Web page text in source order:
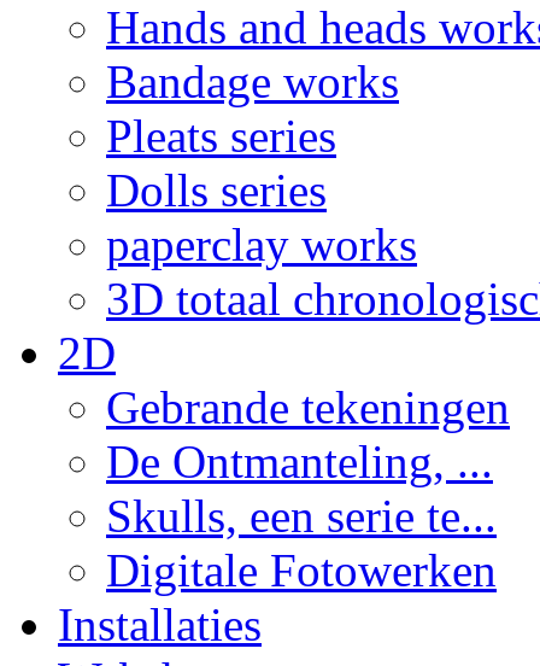
Hands and heads
Bandage works
Pleats series
Dolls series
paperclay works
3D totaal
2D
Gebrande tekeningen
De Ontmanteling, ...
Skulls, een serie te...
Digitale Fotowerken
Installaties